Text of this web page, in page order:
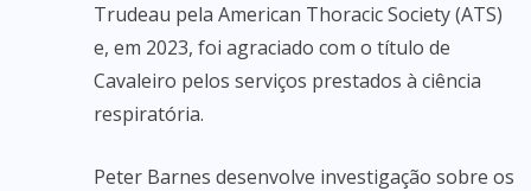
Trudeau pela American Thoracic Society (ATS)
e, em 2023, foi agraciado com o título de
Cavaleiro pelos serviços prestados à ciência
respiratória.
Peter Barnes desenvolve investigação sobre os